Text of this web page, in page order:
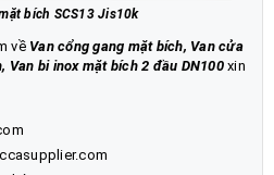
bích SCS13 Jis10k
về Van cổng gang mặt bích, Van cửa
, Van bi inox mặt bích 2 đầu DN100 xin
ccasupplier.com